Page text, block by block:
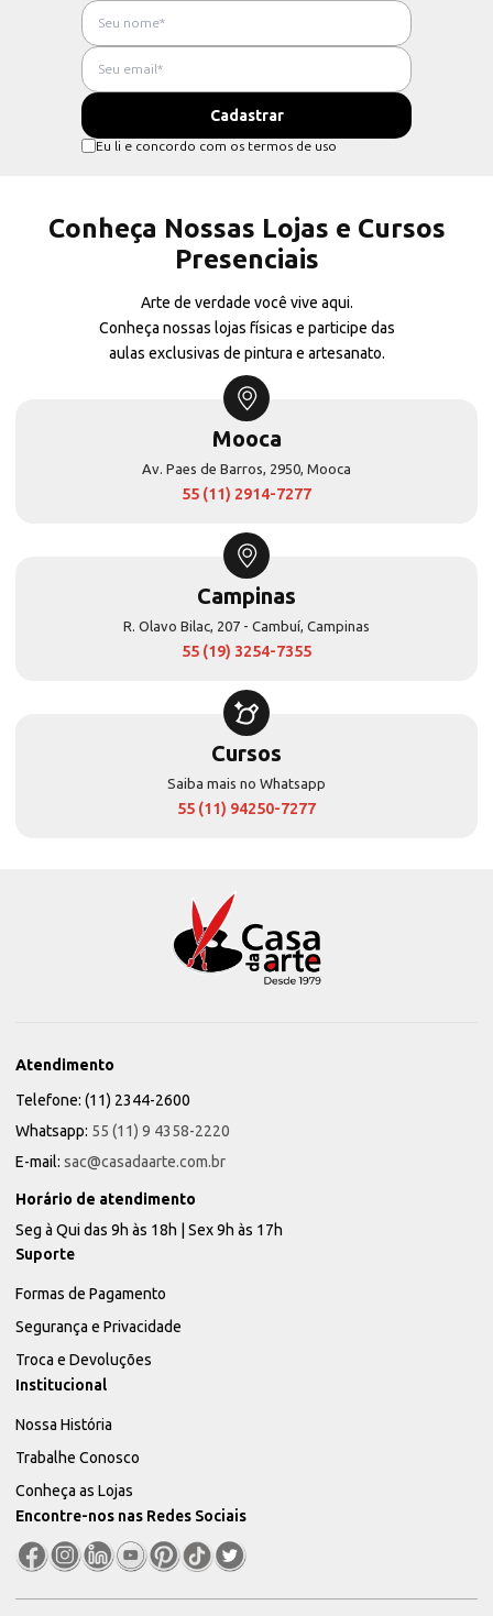
Eu li e concordo com os termos de uso
Conheça Nossas Lojas e Cursos
Presenciais
Arte de verdade você vive aqui.
Conheça nossas lojas físicas e participe das
aulas exclusivas de pintura e artesanato.
Mooca
Av. Paes de Barros, 2950, Mooca
55 (11) 2914-7277
Campinas
R. Olavo Bilac, 207 - Cambuí, Campinas
55 (19) 3254-7355
Cursos
Saiba mais no Whatsapp
55 (11) 94250-7277
Atendimento
Telefone: (11) 2344-2600
Whatsapp: 55 (11) 9 4358-2220
E-mail: sac@casadaarte.com.br
Horário de atendimento
Seg à Qui das 9h às 18h | Sex 9h às 17h
Suporte
Formas de Pagamento
Segurança e Privacidade
Troca e Devoluções
Institucional
Nossa História
Trabalhe Conosco
Conheça as Lojas
Encontre-nos nas Redes Sociais